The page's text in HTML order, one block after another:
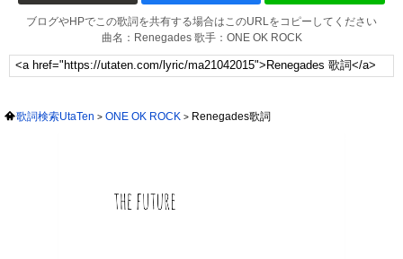
ブログやHPでこの歌詞を共有する場合はこのURLをコピーしてください
曲名：Renegades 歌手：ONE OK ROCK
歌詞検索UtaTen ONE OK ROCK Renegades歌詞